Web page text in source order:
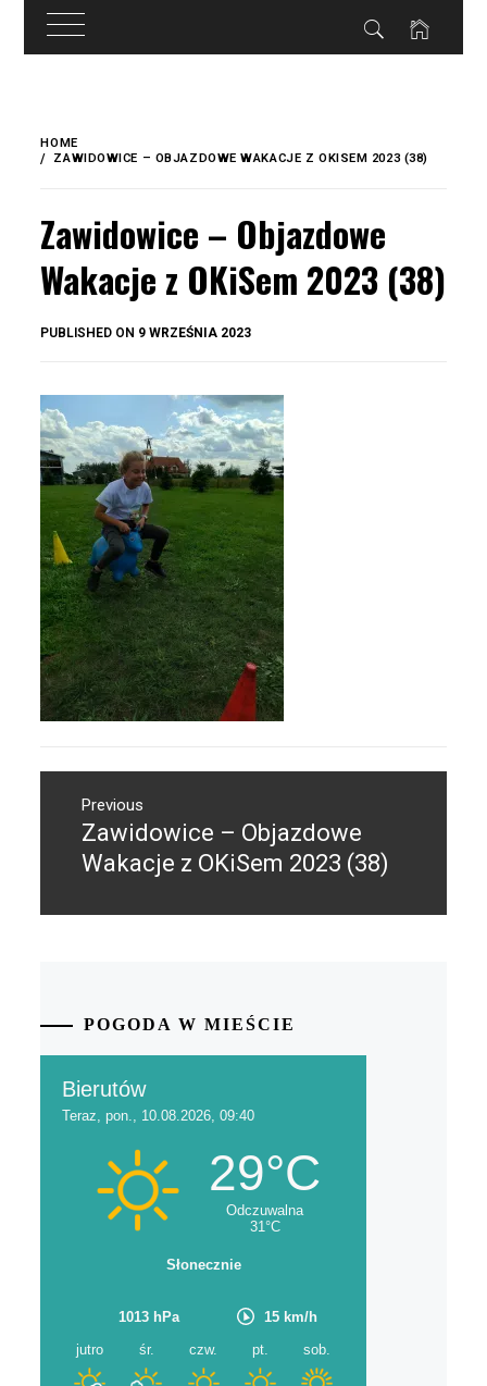
treści
content
HOME
ZAWIDOWICE – OBJAZDOWE WAKACJE Z OKISEM 2023 (38)
Zawidowice – Objazdowe
Wakacje z OKiSem 2023 (38)
PUBLISHED ON 9 WRZEŚNIA 2023
wpisuPrevious
Previous
post:
Zawidowice – Objazdowe
Wakacje z OKiSem 2023 (38)
POGODA W MIEŚCIE